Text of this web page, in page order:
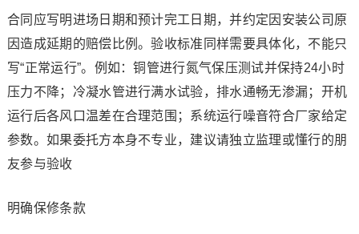
合同应写明进场日期和预计完工日期，并约定因安装公司原
因造成延期的赔偿比例。验收标准同样需要具体化，不能只
写“正常运行”。例如：铜管进行氮气保压测试并保持24小时
压力不降；冷凝水管进行满水试验，排水通畅无渗漏；开机
运行后各风口温差在合理范围；系统运行噪音符合厂家给定
参数。如果委托方本身不专业，建议请独立监理或懂行的朋
友参与验收
明确保修条款